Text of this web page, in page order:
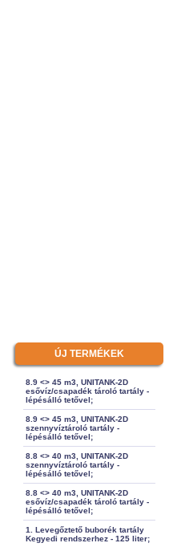
ÚJ TERMÉKEK
8.9 <> 45 m3, UNITANK-2D
esővíz/csapadék tároló tartály -
lépésálló tetővel;
8.9 <> 45 m3, UNITANK-2D
szennyvíztároló tartály -
lépésálló tetővel;
8.8 <> 40 m3, UNITANK-2D
szennyvíztároló tartály -
lépésálló tetővel;
8.8 <> 40 m3, UNITANK-2D
esővíz/csapadék tároló tartály -
lépésálló tetővel;
1. Levegőztető buborék tartály
Kegyedi rendszerhez - 125 liter;